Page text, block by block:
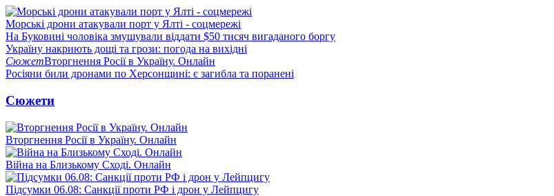
Морські дрони атакували порт у Ялті - соцмережі
На Буковині чоловіка змушували віддати $50 тисяч вигаданого боргу
Україну накриють дощі та грози: погода на вихідні
СюжетВторгнення Росії в Україну. Онлайн
Росіяни били дронами по Херсонщині: є загибла та поранені
Сюжети
Вторгнення Росії в Україну. Онлайн
Війна на Близькому Сході. Онлайн
Підсумки 06.08: Санкції проти РФ і дрон у Лейпцигу